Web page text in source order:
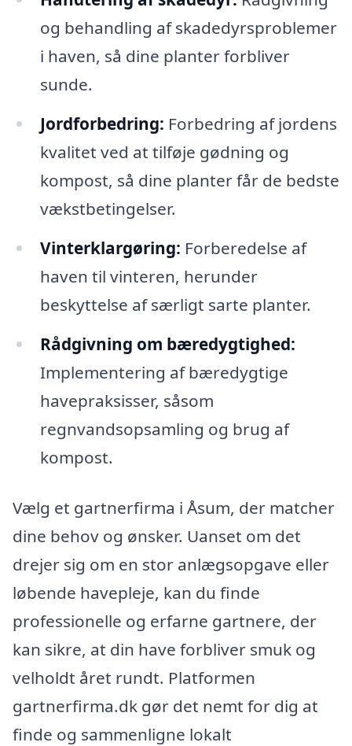
og behandling af skadedyrsproblemer
i haven, så dine planter forbliver
sunde.
Jordforbedring: Forbedring af jordens
kvalitet ved at tilføje gødning og
kompost, så dine planter får de bedste
vækstbetingelser.
Vinterklargøring: Forberedelse af
haven til vinteren, herunder
beskyttelse af særligt sarte planter.
Rådgivning om bæredygtighed:
Implementering af bæredygtige
havepraksisser, såsom
regnvandsopsamling og brug af
kompost.
Vælg et gartnerfirma i Åsum, der matcher
dine behov og ønsker. Uanset om det
drejer sig om en stor anlægsopgave eller
løbende havepleje, kan du finde
professionelle og erfarne gartnere, der
kan sikre, at din have forbliver smuk og
velholdt året rundt. Platformen
gartnerfirma.dk gør det nemt for dig at
finde og sammenligne lokalt